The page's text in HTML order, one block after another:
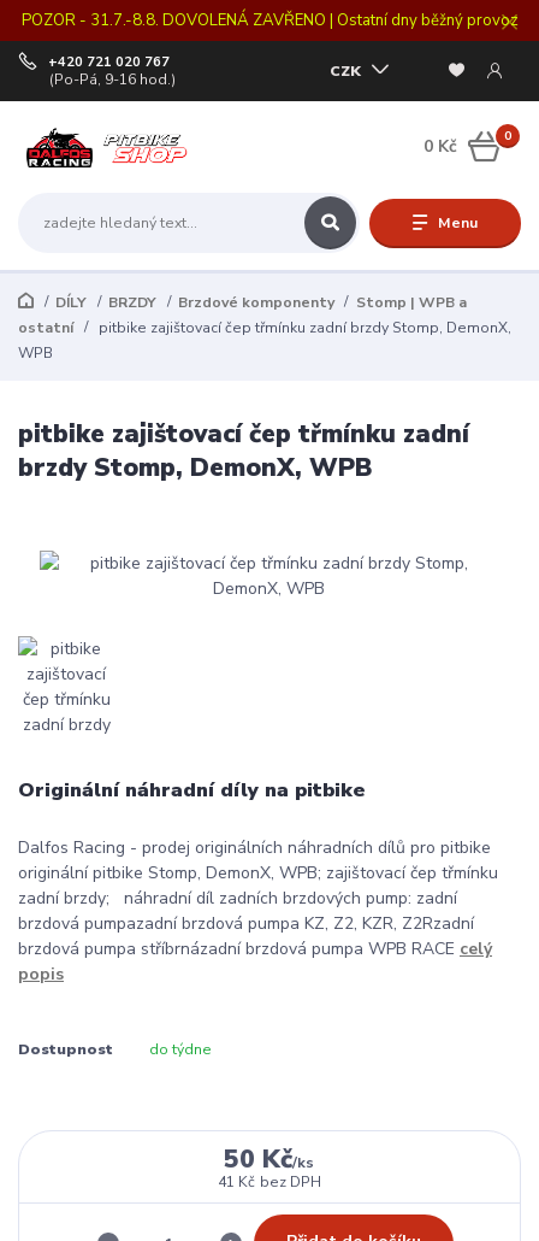
POZOR - 31.7.-8.8. DOVOLENÁ ZAVŘENO | Ostatní dny běžný provoz
Menu
CZK
+420 721 020 767
(Po-Pá, 9-16 hod.)
0
0 Kč
DÍLY BRZDY Brzdové komponenty
Stomp | WPB a
ostatní
pitbike zajištovací čep třmínku zadní brzdy Stomp, DemonX,
WPB
pitbike zajištovací čep třmínku zadní
brzdy Stomp, DemonX, WPB
Originální náhradní díly na pitbike
Dalfos Racing - prodej originálních náhradních dílů pro pitbike
originální pitbike Stomp, DemonX, WPB; zajištovací čep třmínku
zadní brzdy; náhradní díl zadních brzdových pump: zadní
brzdová pumpazadní brzdová pumpa KZ, Z2, KZR, Z2Rzadní
brzdová pumpa stříbrnázadní brzdová pumpa WPB RACE celý
popis
Dostupnost do týdne
50 Kč/ks
41 Kč bez DPH